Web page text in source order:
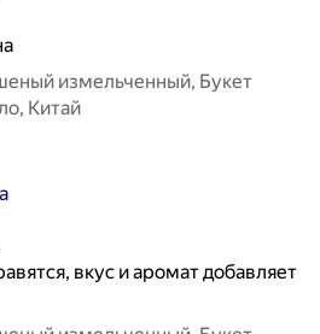
измельченный, Букет
Китай
вкус и аромат добавляет